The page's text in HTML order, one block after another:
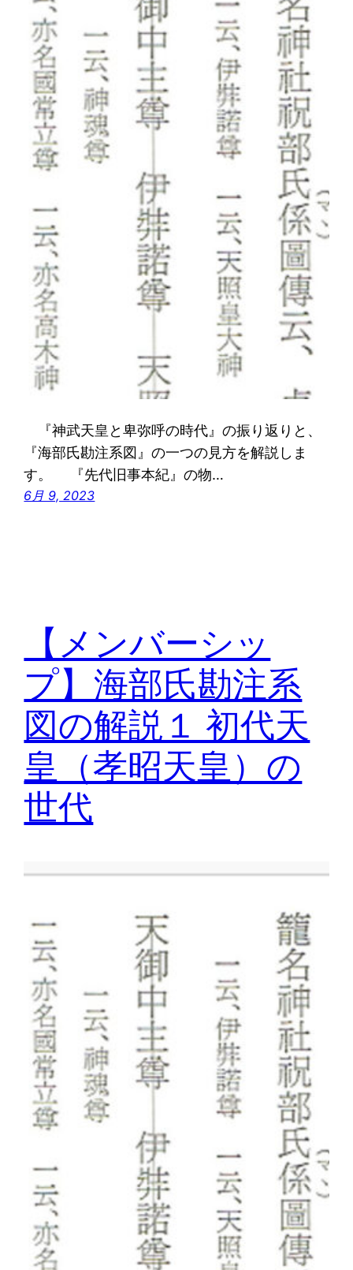
『神武天皇と卑弥呼の時代』の振り返りと、
『海部氏勘注系図』の一つの見方を解説しま
す。 『先代旧事本紀』の物…
6月 9, 2023
【メンバーシッ
プ】海部氏勘注系
図の解説１ 初代天
皇（孝昭天皇）の
世代